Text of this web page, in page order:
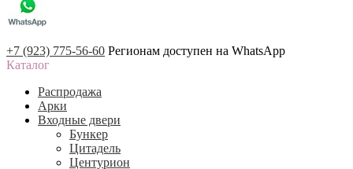
+7 (923) 775-56-60 Регионам доступен на WhatsApp
Каталог
Распродажа
Арки
Входные двери
Бункер
Цитадель
Центурион